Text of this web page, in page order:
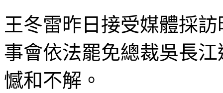
王冬雷昨日接受媒體採
事會依法罷免總裁吳長
憾和不解。